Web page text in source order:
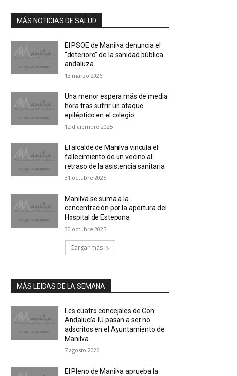
MÁS NOTICIAS DE SALUD
El PSOE de Manilva denuncia el
“deterioro” de la sanidad pública
andaluza
13 marzo 2026
Una menor espera más de media
hora tras sufrir un ataque
epiléptico en el colegio
12 diciembre 2025
El alcalde de Manilva vincula el
fallecimiento de un vecino al
retraso de la asistencia sanitaria
31 octubre 2025
Manilva se suma a la
concentración por la apertura del
Hospital de Estepona
30 octubre 2025
Cargar más
MÁS LEIDAS DE LA SEMANA
Los cuatro concejales de Con
Andalucía-IU pasan a ser no
adscritos en el Ayuntamiento de
Manilva
7 agosto 2026
El Pleno de Manilva aprueba la